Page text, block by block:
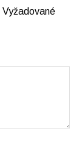
Vyžadované